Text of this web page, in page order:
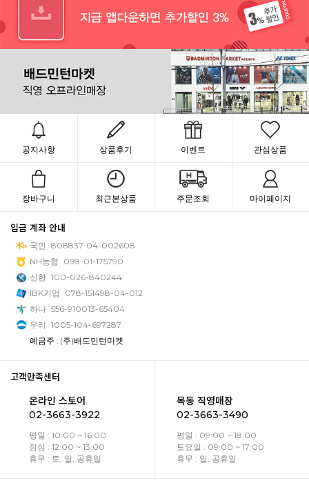
공지사항 상품후기 이벤트 관심상품
장바구니 최근본상품 주문조회 마이페이지
입금 계좌 안내
국민 808837-04-002608
NH농협
098-01-175790
신한 100-026-840244
IBK기업
078-151498-04-012
하나 556-910013-65404
우리 1005-104-697287
예금주 : (주)배드민턴마켓
고객만족센터
온라인 스토어
02-3663-3922
평일 : 10:00 ~ 16:00
점심 : 12:00 ~ 13:00
휴무 : 토, 일, 공휴일
목동 직영매장
02-3663-3490
평일 : 09:00 ~ 18:00
토요일 : 09:00 ~ 17:00
휴무 : 일, 공휴일